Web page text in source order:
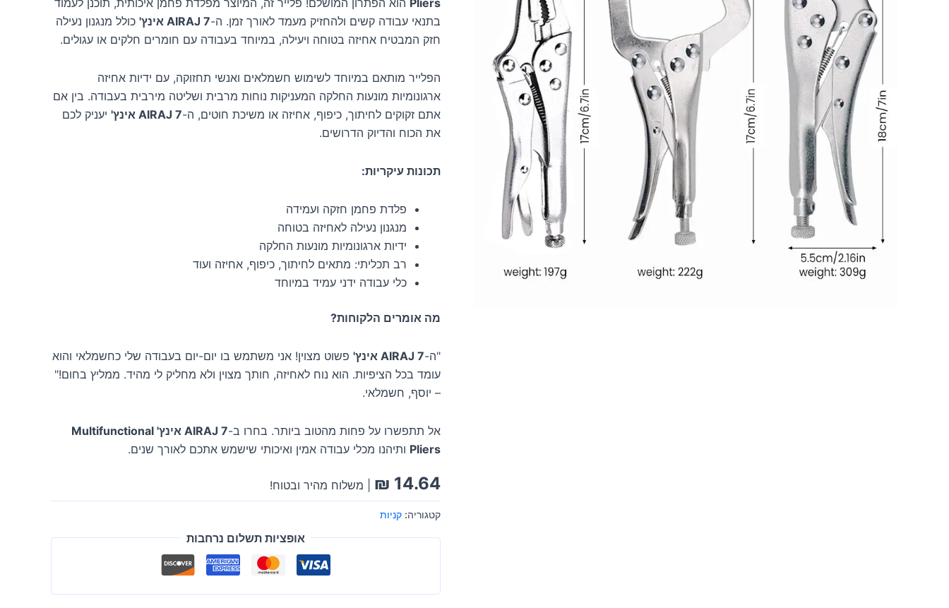
Pliers הוא הפתרון המושלם! פלייר זה, המיוצר מפלדת פחמן איכותית, תוכנן לעמוד
בתנאי עבודה קשים ולהחזיק מעמד לאורך זמן. ה-AIRAJ 7 אינץ'
כולל מנגנון נעילה
חזק המבטיח אחיזה בטוחה ויעילה, במיוחד בעבודה עם חומרים חלקים או עגולים.
הפלייר מותאם במיוחד לשימוש חשמלאים ואנשי תחזוקה, עם ידיות אחיזה
ארגונומיות מונעות החלקה המעניקות נוחות מרבית ושליטה מירבית בעבודה. בין אם
אתם זקוקים לחיתוך, כיפוף, אחיזה או משיכת חוטים, ה-AIRAJ 7 אינץ'
יעניק לכם
את הכוח והדיוק הדרושים.
תכונות עיקריות:
פלדת פחמן חזקה ועמידה
מנגנון נעילה לאחיזה בטוחה
ידיות ארגונומיות מונעות החלקה
רב תכליתי: מתאים לחיתוך, כיפוף, אחיזה ועוד
כלי עבודה ידני עמיד במיוחד
מה אומרים הלקוחות?
"ה-AIRAJ 7 אינץ'
פשוט מצוין! אני משתמש בו יום-יום בעבודה שלי כחשמלאי והוא
עומד בכל הציפיות. הוא נוח לאחיזה, חותך מצוין ולא מחליק לי מהיד. ממליץ בחום!"
– יוסף, חשמלאי.
אל תתפשרו על פחות מהטוב ביותר. בחרו ב-
AIRAJ 7 אינץ' Multifunctional
Pliers ותיהנו מכלי עבודה אמין ואיכותי שישמש אתכם לאורך שנים.
₪ 14.64 | משלוח מהיר ובטוח!
קטגוריה: קניות
אופציות תשלום נרחבות